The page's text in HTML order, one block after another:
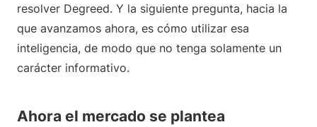
resolver Degreed. Y la siguiente pregunta, hacia la
que avanzamos ahora, es cómo utilizar esa
inteligencia, de modo que no tenga solamente un
carácter informativo.
Ahora el mercado se plantea